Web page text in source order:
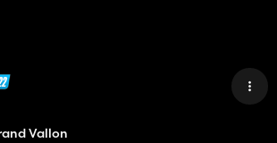
Vallon